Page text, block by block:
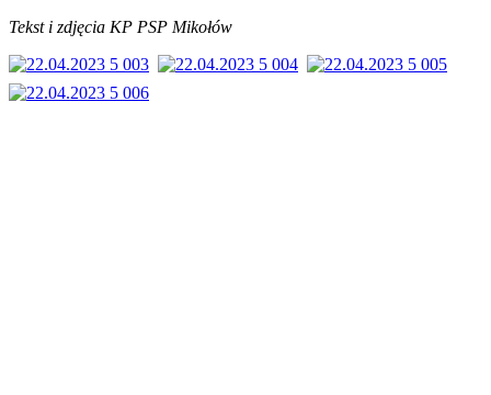
Tekst i zdjęcia KP PSP Mikołów